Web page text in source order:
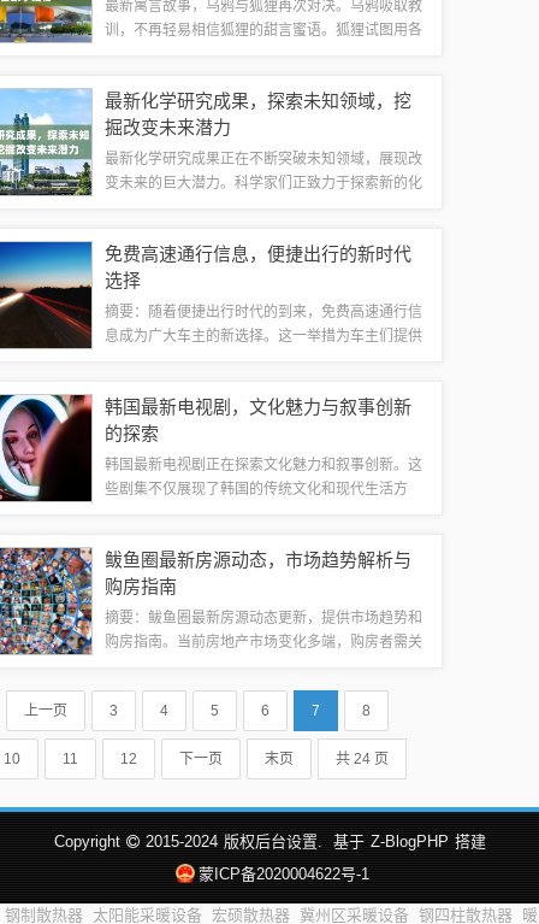
最新寓言故事，乌鸦与狐狸再次对决。乌鸦吸取教
训，不再轻易相信狐狸的甜言蜜语。狐狸试图用各
清醒的头脑，不轻易相信别人的甜言蜜语，以...
最新化学研究成果，探索未知领域，挖
掘改变未来潜力
最新化学研究成果正在不断突破未知领域，展现改
变未来的巨大潜力。科学家们正致力于探索新的化
环境问题，也为未来的科技进步打下了坚实的...
免费高速通行信息，便捷出行的新时代
选择
摘要：随着便捷出行时代的到来，免费高速通行信
息成为广大车主的新选择。这一举措为车主们提供
获取免费高速通行信息，以便更好地规划行程...
韩国最新电视剧，文化魅力与叙事创新
的探索
韩国最新电视剧正在探索文化魅力和叙事创新。这
些剧集不仅展现了韩国的传统文化和现代生活方
元素，展现了韩国文化的多样性和包容性，同时...
鲅鱼圈最新房源动态，市场趋势解析与
购房指南
摘要：鲅鱼圈最新房源动态更新，提供市场趋势和
购房指南。当前房地产市场变化多端，购房者需关
鱼圈最新房源情况，帮助您了解市场趋势，并提供
购房建议，助您轻松选购心仪房源。本文旨在...
上一页 3 4 5 6 7 8
10 11 12 下一页 末页 共 24 页
Copyright 2015-2024 版权后台设置. 基于 Z-BlogPHP 搭建
蒙ICP备2020004622号-1
钢制散热器 太阳能采暖设备 宏硕散热器 冀州区采暖设备 钢四柱散热器 暖